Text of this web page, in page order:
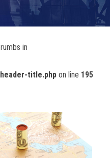
in
title.php on line 195